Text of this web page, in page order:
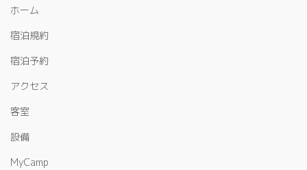
ホーム
宿泊規約
宿泊予約
アクセス
客室
設備
MyCamp